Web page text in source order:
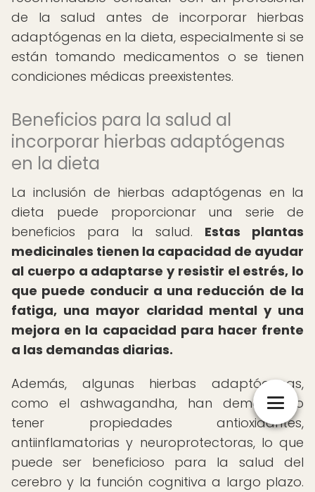
de la salud antes de incorporar hierbas
adaptógenas en la dieta, especialmente si se
están tomando medicamentos o se tienen
condiciones médicas preexistentes.
Beneficios para la salud al
incorporar hierbas adaptógenas
en la dieta
La inclusión de hierbas adaptógenas en la
dieta puede proporcionar una serie de
beneficios para la salud. Estas plantas
medicinales tienen la capacidad de ayudar
al cuerpo a adaptarse y resistir el estrés, lo
que puede conducir a una reducción de la
fatiga, una mayor claridad mental y una
mejora en la capacidad para hacer frente
a las demandas diarias.
Además, algunas hierbas adaptógenas,
como el ashwagandha, han demostrado
tener propiedades antioxidantes,
antiinflamatorias y neuroprotectoras, lo que
puede ser beneficioso para la salud del
cerebro y la función cognitiva a largo plazo.